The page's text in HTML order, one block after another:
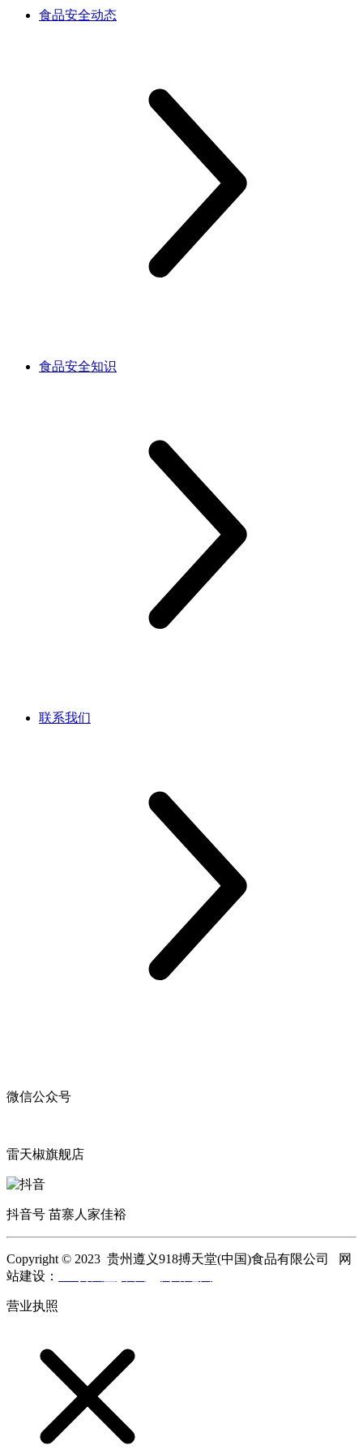
食品安全动态
食品安全知识
联系我们
微信公众号
雷天椒旗舰店
抖音号 苗寨人家佳裕
Copyright © 2023 贵州遵义918搏天堂(中国)食品有限公司 网
站建设：
营业执照